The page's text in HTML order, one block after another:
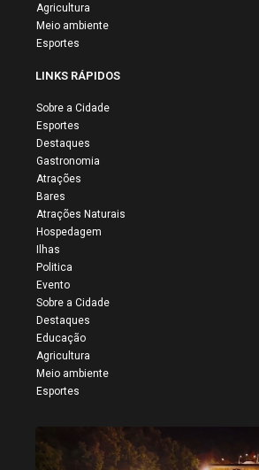
Agricultura
Meio ambiente
Esportes
LINKS RÁPIDOS
Sobre a Cidade
Esportes
Destaques
Gastronomia
Atrações
Bares
Atrações Naturais
Hospedagem
Ilhas
Politica
Evento
Sobre a Cidade
Destaques
Educação
Agricultura
Meio ambiente
Esportes